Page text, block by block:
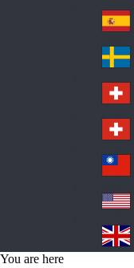
kia
uth
Af
ric
a
Sp
ain
Sw
ed
en
Sw
itz
erl
an
d
Sw
itz
erl
an
d
wa
n
A
Un
You are here